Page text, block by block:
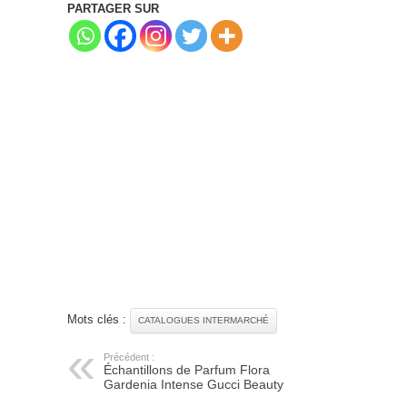
PARTAGER SUR
Mots clés : CATALOGUES INTERMARCHÉ
Précédent :
Échantillons de Parfum Flora
Gardenia Intense Gucci Beauty